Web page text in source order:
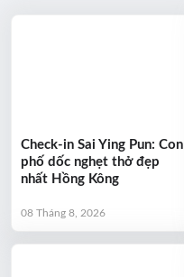
Check-in Sai Ying Pun: Con
phố dốc nghẹt thở đẹp
nhất Hồng Kông
08 Tháng 8, 2026